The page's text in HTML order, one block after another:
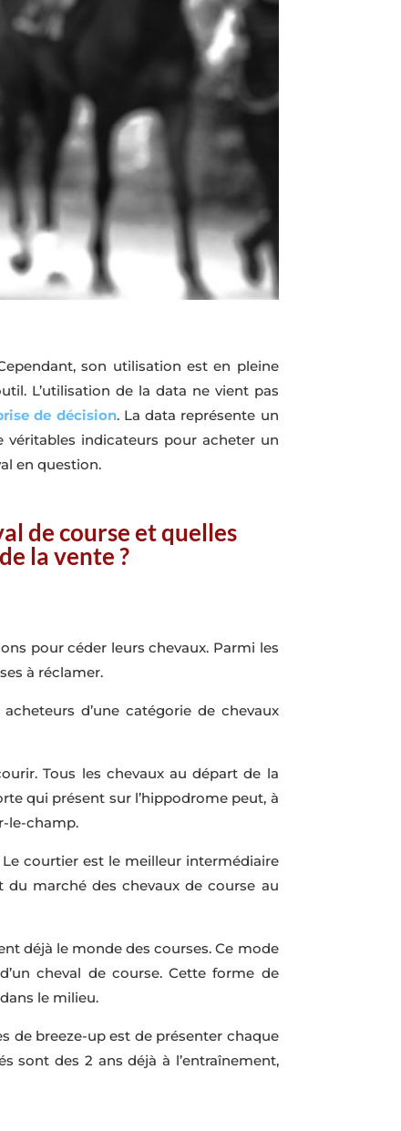
son utilisation est en pleine
L’utilisation de la data ne vient pas
de décision. La data représente un
véritables indicateurs pour acheter un
en question.
de course et quelles
la vente ?
pour céder leurs chevaux. Parmi les
à réclamer.
d’une catégorie de chevaux
Tous les chevaux au départ de la
qui présent sur l’hippodrome peut, à
le-champ.
courtier est le meilleur intermédiaire
du marché des chevaux de course au
déjà le monde des courses. Ce mode
cheval de course. Cette forme de
le milieu.
de breeze-up est de présenter chaque
sont des 2 ans déjà à l’entraînement,